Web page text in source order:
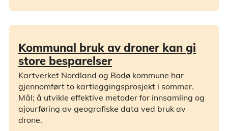
Kommunal bruk av droner kan gi
store besparelser
Kartverket Nordland og Bodø kommune har
gjennomført to kartleggingsprosjekt i sommer.
Mål; å utvikle effektive metoder for innsamling og
ajourføring av geografiske data ved bruk av
drone.